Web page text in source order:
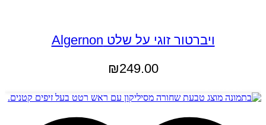
ויברטור זוגי על שלט Algernon
₪249.00